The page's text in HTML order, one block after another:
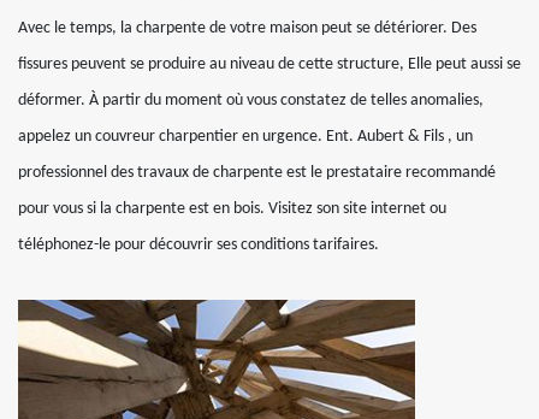
Avec le temps, la charpente de votre maison peut se détériorer. Des
fissures peuvent se produire au niveau de cette structure, Elle peut aussi se
déformer. À partir du moment où vous constatez de telles anomalies,
appelez un couvreur charpentier en urgence. Ent. Aubert & Fils , un
professionnel des travaux de charpente est le prestataire recommandé
pour vous si la charpente est en bois. Visitez son site internet ou
téléphonez-le pour découvrir ses conditions tarifaires.